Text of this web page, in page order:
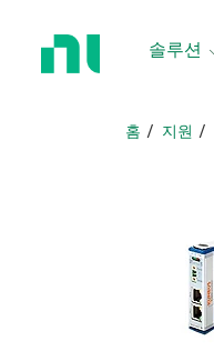
솔루션
홈 지원